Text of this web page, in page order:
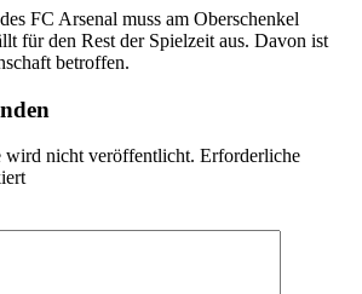
FC Arsenal muss am Oberschenkel
für den Rest der Spielzeit aus. Davon ist
betroffen.
wird nicht veröffentlicht. Erforderliche